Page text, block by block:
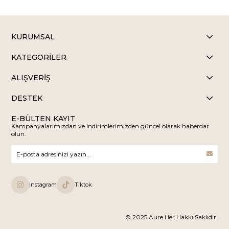
KURUMSAL
KATEGORİLER
ALIŞVERİŞ
DESTEK
E-BÜLTEN KAYIT
Kampanyalarımızdan ve indirimlerimizden güncel olarak haberdar
olun.
Instagram Tiktok
© 2025 Aure Her Hakkı Saklıdır.